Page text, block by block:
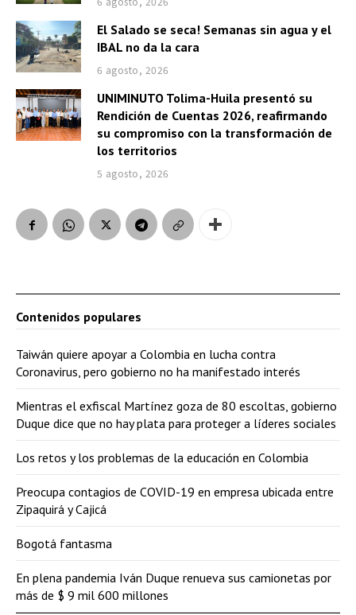
El Salado se seca! Semanas sin agua y el
IBAL no da la cara
6 agosto, 2026
UNIMINUTO Tolima-Huila presentó su
Rendición de Cuentas 2026, reafirmando
su compromiso con la transformación de
los territorios
5 agosto, 2026
Contenidos populares
Taiwán quiere apoyar a Colombia en lucha contra
Coronavirus, pero gobierno no ha manifestado interés
Mientras el exfiscal Martínez goza de 80 escoltas, gobierno
Duque dice que no hay plata para proteger a líderes sociales
Los retos y los problemas de la educación en Colombia
Preocupa contagios de COVID-19 en empresa ubicada entre
Zipaquirá y Cajicá
Bogotá fantasma
En plena pandemia Iván Duque renueva sus camionetas por
más de $ 9 mil 600 millones